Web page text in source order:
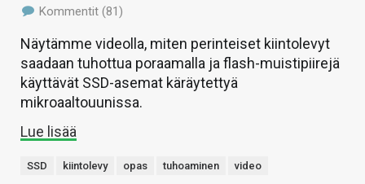
Kommentit (81)
Näytämme videolla, miten perinteiset kiintolevyt
saadaan tuhottua poraamalla ja flash-muistipiirejä
käyttävät SSD-asemat käräytettyä
mikroaaltouunissa.
Lue lisää
SSD kiintolevy opas tuhoaminen video